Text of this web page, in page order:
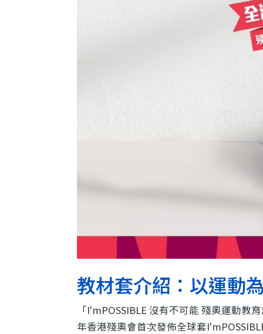
教材套介紹：以運動
「I'mPOSSIBLE 沒有不可能 殘奧運動
年香港殘奧會首次發佈全球套